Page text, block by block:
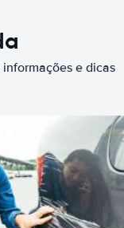
e dicas